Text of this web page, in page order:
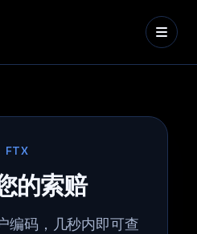
FTX
的索赔
编码，几秒内即可查